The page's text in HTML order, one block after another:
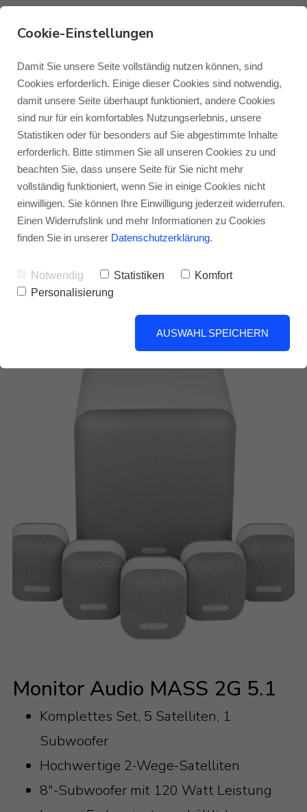
Monitor Audio
Monitor Audio Custom Install
Roksan
Blok
Blog Monitor Audio
Blog Roksan
Blog Blok
Monitor Audio MASS
2G 5.1
So schön kann Heimkino sein- Sie hören
gerne Musik, lieben Filme oder spielen auch
gerne Spiele auf der Konsole oder dem PC?
Sie suchen ein kompaktes und bezahlbares
5.1-System, mit dem Sie in jedem Szenario
wird Sie das Monitor Audio MASS 2G 5.1
Monitor Audio MASS 2G 5.1
Komplettes Set, 5 Satelliten, 1
Subwoofer
Hochwertige 2-Wege-Satelliten
8"-Subwoofer mit 120 Watt Leistung
Cookie-Einstellungen
Damit Sie unsere Seite vollständig nutzen können, sind
Cookies erforderlich. Einige dieser Cookies sind notwendig,
damit unsere Seite überhaupt funktioniert, andere Cookies
sind nur für ein komfortables Nutzungserlebnis, unsere
Statistiken oder für besonders auf Sie abgestimmte Inhalte
erforderlich. Bitte stimmen Sie all unseren Cookies zu und
beachten Sie, dass unsere Seite für Sie nicht mehr
vollständig funktioniert, wenn Sie in einige Cookies nicht
einwilligen. Sie können Ihre Einwilligung jederzeit widerrufen.
Einen Widerrufslink und mehr Informationen zu Cookies
finden Sie in unserer Datenschutzerklärung.
Notwendig Statistiken
Komfort
Personalisierung
AUSWAHL SPEICHERN